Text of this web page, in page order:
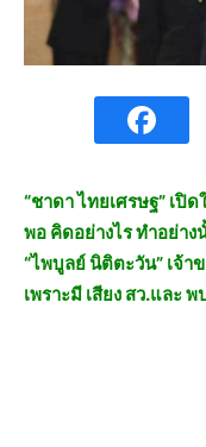
“ชาดา ไทยเศรษฐ” เปิ
พอ คิดอย่างไร ทำอย่า
“ไพบูลย์ นิติตะวัน” เจ้
เพราะมี เสียง สว.และ